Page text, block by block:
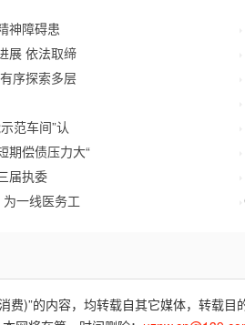
神障碍患
展 依法取缔
序探索多层
范车间”认
期偿债压力大“
届执委
一线医务工
费)”的内容，均转载自其它媒体，转载